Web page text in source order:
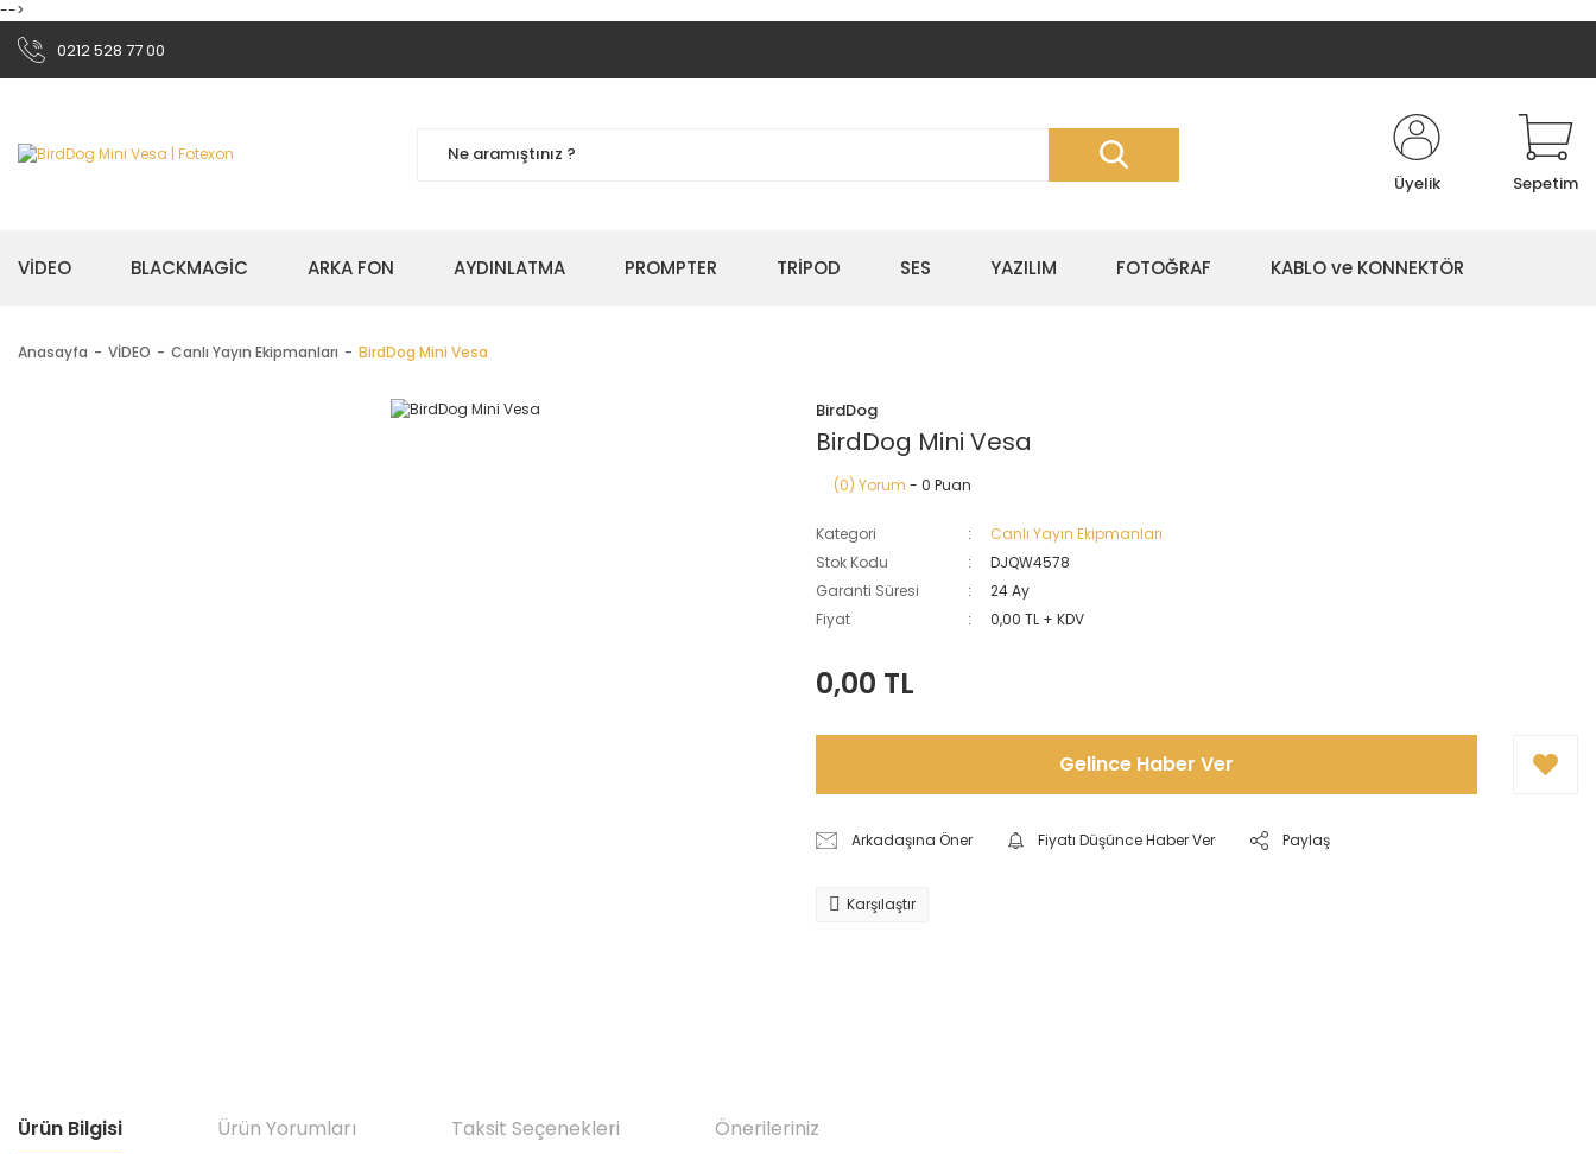
-->
0212 528 77 00
Üyelik Sepetim
VİDEO BLACKMAGİC ARKA FON AYDINLATMA PROMPTER TRİPOD SES YAZILIM FOTOĞRAF KABLO ve KONNEKTÖR
Anasayfa VİDEO Canlı Yayın Ekipmanları BirdDog Mini Vesa
BirdDog
BirdDog Mini Vesa
(0) Yorum - 0 Puan
Kategori
Canlı Yayın Ekipmanları
Stok Kodu
DJQW4578
Garanti Süresi
24 Ay
Fiyat
0,00 TL + KDV
0,00 TL
Gelince Haber Ver
Arkadaşına Öner Fiyatı Düşünce Haber Ver Paylaş
Karşılaştır
Ürün Bilgisi Ürün Yorumları Taksit Seçenekleri Önerileriniz